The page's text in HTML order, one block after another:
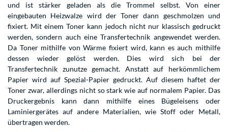
und ist stärker geladen als die Trommel selbst. Von einer
eingebauten Heizwalze wird der Toner dann geschmolzen und
fixiert. Mit einem Toner kann jedoch nicht nur klassisch gedruckt
werden, sondern auch eine Transfertechnik angewendet werden.
Da Toner mithilfe von Wärme fixiert wird, kann es auch mithilfe
dessen wieder gelöst werden. Dies wird sich bei der
Transfertechnik zunutze gemacht. Anstatt auf herkömmlichem
Papier wird auf Spezial-Papier gedruckt. Auf diesem haftet der
Toner zwar, allerdings nicht so stark wie auf normalem Papier. Das
Druckergebnis kann dann mithilfe eines Bügeleisens oder
Laminiergerätes auf andere Materialien, wie Stoff oder Metall,
übertragen werden.